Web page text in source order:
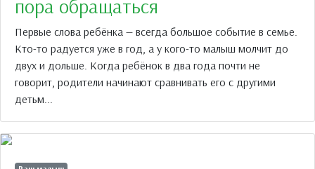
пора обращаться
Первые слова ребёнка — всегда большое событие в семье.
Кто-то радуется уже в год, а у кого-то малыш молчит до
двух и дольше. Когда ребёнок в два года почти не
говорит, родители начинают сравнивать его с другими
детьм...